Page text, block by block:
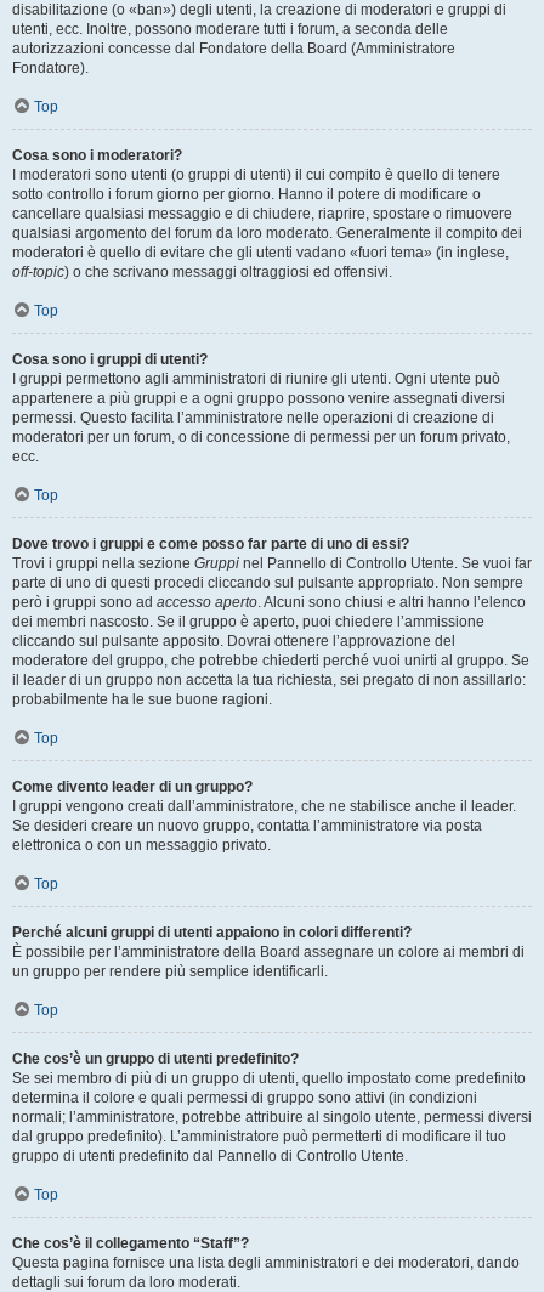
disabilitazione (o «ban») degli utenti, la creazione di moderatori e gruppi di
utenti, ecc. Inoltre, possono moderare tutti i forum, a seconda delle
autorizzazioni concesse dal Fondatore della Board (Amministratore
Fondatore).
Top
Cosa sono i moderatori?
I moderatori sono utenti (o gruppi di utenti) il cui compito è quello di tenere
sotto controllo i forum giorno per giorno. Hanno il potere di modificare o
cancellare qualsiasi messaggio e di chiudere, riaprire, spostare o rimuovere
qualsiasi argomento del forum da loro moderato. Generalmente il compito dei
moderatori è quello di evitare che gli utenti vadano «fuori tema» (in inglese,
off-topic) o che scrivano messaggi oltraggiosi ed offensivi.
Top
Cosa sono i gruppi di utenti?
I gruppi permettono agli amministratori di riunire gli utenti. Ogni utente può
appartenere a più gruppi e a ogni gruppo possono venire assegnati diversi
permessi. Questo facilita l’amministratore nelle operazioni di creazione di
moderatori per un forum, o di concessione di permessi per un forum privato,
ecc.
Top
Dove trovo i gruppi e come posso far parte di uno di essi?
Trovi i gruppi nella sezione Gruppi nel Pannello di Controllo Utente. Se vuoi far
parte di uno di questi procedi cliccando sul pulsante appropriato. Non sempre
però i gruppi sono ad accesso aperto. Alcuni sono chiusi e altri hanno l’elenco
dei membri nascosto. Se il gruppo è aperto, puoi chiedere l’ammissione
cliccando sul pulsante apposito. Dovrai ottenere l’approvazione del
moderatore del gruppo, che potrebbe chiederti perché vuoi unirti al gruppo. Se
il leader di un gruppo non accetta la tua richiesta, sei pregato di non assillarlo:
probabilmente ha le sue buone ragioni.
Top
Come divento leader di un gruppo?
I gruppi vengono creati dall’amministratore, che ne stabilisce anche il leader.
Se desideri creare un nuovo gruppo, contatta l’amministratore via posta
elettronica o con un messaggio privato.
Top
Perché alcuni gruppi di utenti appaiono in colori differenti?
È possibile per l’amministratore della Board assegnare un colore ai membri di
un gruppo per rendere più semplice identificarli.
Top
Che cos’è un gruppo di utenti predefinito?
Se sei membro di più di un gruppo di utenti, quello impostato come predefinito
determina il colore e quali permessi di gruppo sono attivi (in condizioni
normali; l’amministratore, potrebbe attribuire al singolo utente, permessi diversi
dal gruppo predefinito). L’amministratore può permetterti di modificare il tuo
gruppo di utenti predefinito dal Pannello di Controllo Utente.
Top
Che cos’è il collegamento “Staff”?
Questa pagina fornisce una lista degli amministratori e dei moderatori, dando
dettagli sui forum da loro moderati.